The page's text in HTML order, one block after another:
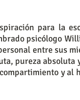
para la
psicólogo
entre sus
pureza
y al